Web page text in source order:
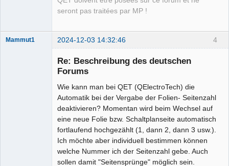
seront pas traitées par MP !
4
Mammut1 2024-12-03 14:32:46
Re: Beschreibung des deutschen
Forums
Wie kann man bei QET (QElectroTech) die
Automatik bei der Vergabe der Folien- Seitenzahl
deaktivieren? Momentan wird beim Wechsel auf
eine neue Folie bzw. Schaltplanseite automatisch
fortlaufend hochgezählt (1, dann 2, dann 3 usw.).
Ich möchte aber individuell bestimmen können
welche Nummer ich der Seitenzahl gebe. Auch
sollen damit "Seitensprünge" möglich sein.